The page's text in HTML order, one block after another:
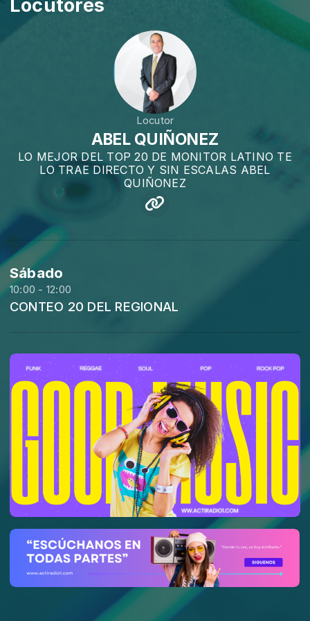
Locutores
Locutor
ABEL QUIÑONEZ
LO MEJOR DEL TOP 20 DE MONITOR LATINO TE
LO TRAE DIRECTO Y SIN ESCALAS ABEL
QUIÑONEZ
Sábado
10:00 - 12:00
CONTEO 20 DEL REGIONAL